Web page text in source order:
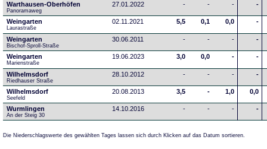
Warthausen-Oberhöfen
Panoramaweg
27.01.2022 - - - -
Weingarten
Laurastraße
02.11.2021 5,5 0,1 0,0 -
Weingarten
Bischof-Sproll-Straße
30.06.2011 - - - -
Weingarten
Marienstraße
19.06.2023 3,0 0,0 - -
Wilhelmsdorf
Riedhauser Straße
28.10.2012 - - - -
Wilhelmsdorf
Seefeld
20.08.2013 3,5 - 1,0 0,0
Wurmlingen
An der Steig 30
14.10.2016 - - - -
Die Niederschlagswerte des gewählten Tages lassen sich durch Klicken auf das Datum sortieren.